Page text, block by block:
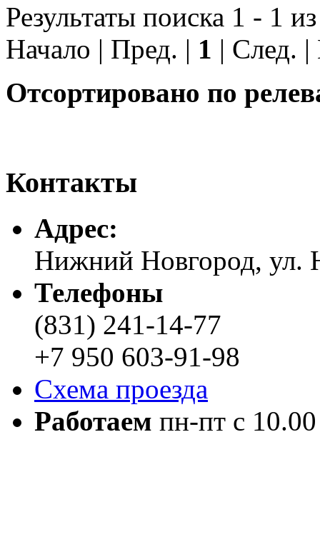
Результаты поиска 1 - 1
Начало | Пред. | 1 | След.
Отсортировано по
Контакты
Адреc:
Нижний Новгород, ул.
Телефоны
(831) 241-14-77
+7 950 603-91-98
Схема проезда
Работаем пн-пт с